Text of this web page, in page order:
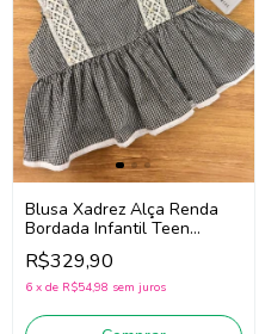
Blusa Xadrez Alça Renda
Bordada Infantil Teen
Menina Pituchinhus 30709
(Preto/Branco)
R$329,90
6 x de R$54,98 sem juros